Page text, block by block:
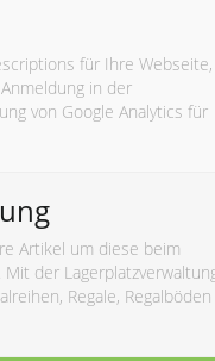
für Ihre Webseite,
in der
von Google Analytics für
Artikel um diese beim
der
Regale, Regalböden